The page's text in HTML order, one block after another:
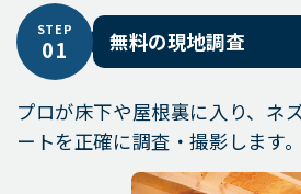
STEP
01 無料の現地調査
プロが床下や屋根裏に入り、ネ
ートを正確に調査・撮影します。